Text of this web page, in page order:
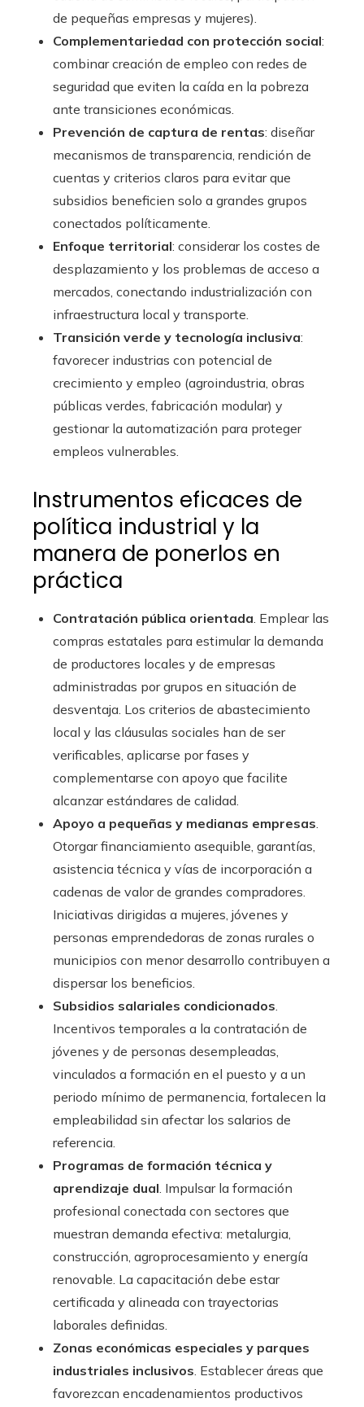
de pequeñas empresas y mujeres).
Complementariedad con protección social:
combinar creación de empleo con redes de
seguridad que eviten la caída en la pobreza
ante transiciones económicas.
Prevención de captura de rentas: diseñar
mecanismos de transparencia, rendición de
cuentas y criterios claros para evitar que
subsidios beneficien solo a grandes grupos
conectados políticamente.
Enfoque territorial: considerar los costes de
desplazamiento y los problemas de acceso a
mercados, conectando industrialización con
infraestructura local y transporte.
Transición verde y tecnologí­a inclusiva:
favorecer industrias con potencial de
crecimiento y empleo (agroindustria, obras
públicas verdes, fabricación modular) y
gestionar la automatización para proteger
empleos vulnerables.
Instrumentos eficaces de
política industrial y la
manera de ponerlos en
práctica
Contratación pública orientada. Emplear las
compras estatales para estimular la demanda
de productores locales y de empresas
administradas por grupos en situación de
desventaja. Los criterios de abastecimiento
local y las cláusulas sociales han de ser
verificables, aplicarse por fases y
complementarse con apoyo que facilite
alcanzar estándares de calidad.
Apoyo a pequeñas y medianas empresas.
Otorgar financiamiento asequible, garantías,
asistencia técnica y vías de incorporación a
cadenas de valor de grandes compradores.
Iniciativas dirigidas a mujeres, jóvenes y
personas emprendedoras de zonas rurales o
municipios con menor desarrollo contribuyen a
dispersar los beneficios.
Subsidios salariales condicionados.
Incentivos temporales a la contratación de
jóvenes y de personas desempleadas,
vinculados a formación en el puesto y a un
periodo mínimo de permanencia, fortalecen la
empleabilidad sin afectar los salarios de
referencia.
Programas de formación técnica y
aprendizaje dual. Impulsar la formación
profesional conectada con sectores que
muestran demanda efectiva: metalurgia,
construcción, agroprocesamiento y energía
renovable. La capacitación debe estar
certificada y alineada con trayectorias
laborales definidas.
Zonas económicas especiales y parques
industriales inclusivos. Establecer áreas que
favorezcan encadenamientos productivos